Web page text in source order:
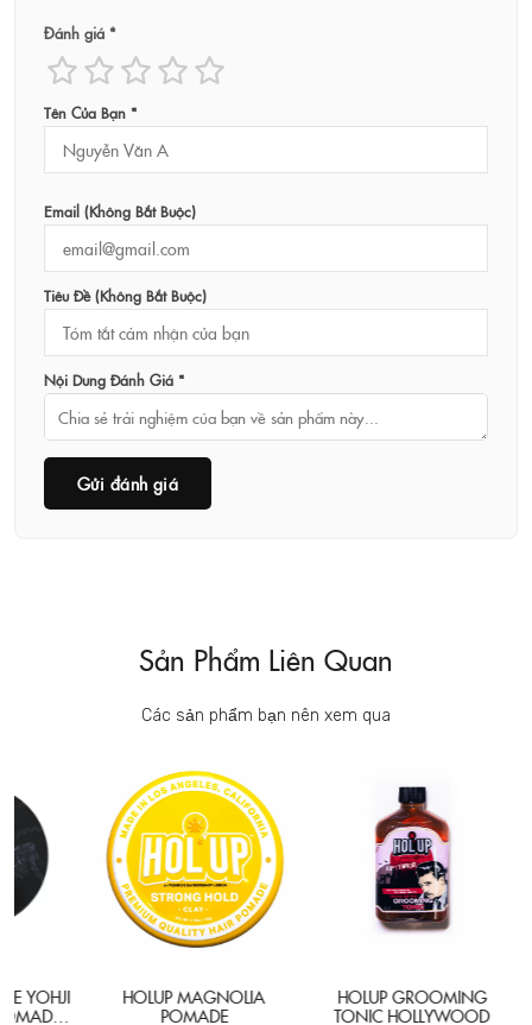
Đánh giá *
Tên Của Bạn *
Email (không Bắt Buộc)
Tiêu Đề (không Bắt Buộc)
Nội Dung Đánh Giá *
Gửi đánh giá
Sản Phẩm Liên Quan
Các sản phẩm bạn nên xem qua
HOLUP MAGNOLIA
POMADE
HOLUP GROOMING
TONIC HOLLYWOOD